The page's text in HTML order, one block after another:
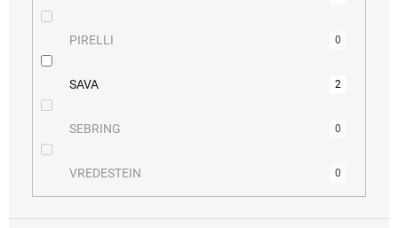
PIRELLI 0
SAVA 2
SEBRING 0
VREDESTEIN 0